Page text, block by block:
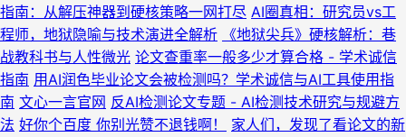
指南：从解压神器到硬核策略一网打尽 AI圈真相：研究员vs工
程师，地狱隐喻与技术演进全解析
《地狱尖兵》硬核解析：巷
战教科书与人性微光 论文查重率一般多少才算合格 - 学术诚信
指南 用AI润色毕业论文会被检测吗？学术诚信与AI工具使用指
南 文心一言官网 反AI检测论文专题 - AI检测技术研究与规避方
法 好你个百度 你别光赞不退钱啊！
家人们，发现了看论文的新